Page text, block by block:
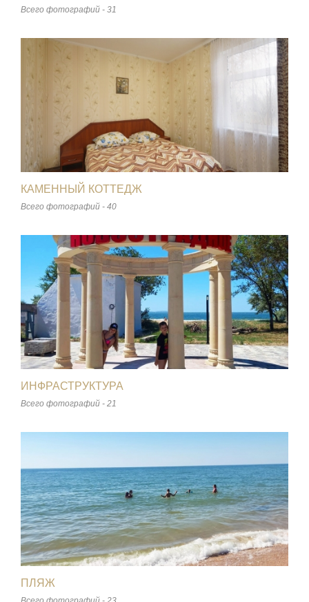
Всего фотографий - 31
КАМЕННЫЙ КОТТЕДЖ
Всего фотографий - 40
ИНФРАСТРУКТУРА
Всего фотографий - 21
ПЛЯЖ